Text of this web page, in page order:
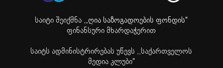
საიტი შეიქმნა ,„ღია საზოგადოების ფონდის"
ფინანსური მხარდაჭერით
საიტს ადმინისტრირებას უწევს ,,საქართველოს
მედია კლუბი"